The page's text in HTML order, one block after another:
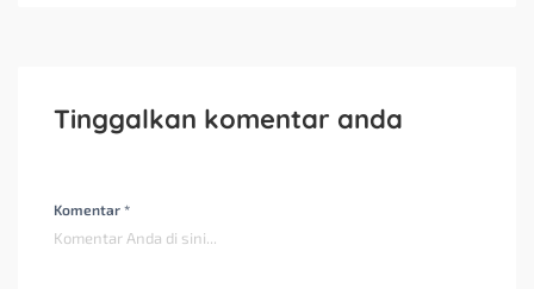
Tinggalkan komentar anda
Komentar *